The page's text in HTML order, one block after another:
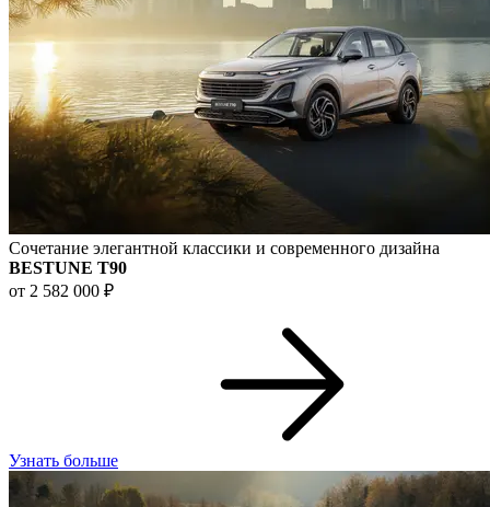
Сочетание элегантной классики и современного дизайна
BESTUNE T90
от 2 582 000 ₽
Узнать больше